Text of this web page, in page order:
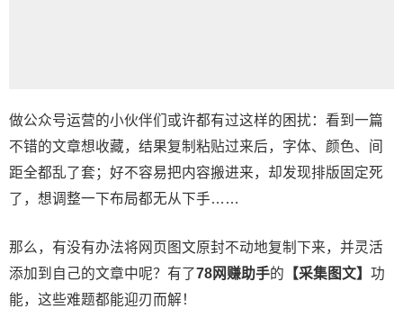
做公众号运营的小伙伴们或许都有过这样的困扰：看到一篇
不错的文章想收藏，结果复制粘贴过来后，字体、颜色、间
距全都乱了套；好不容易把内容搬进来，却发现排版固定死
了，想调整一下布局都无从下手……
那么，有没有办法将网页图文原封不动地复制下来，并灵活
添加到自己的文章中呢？有了78网赚助手的 【采集图文】 功
能，这些难题都能迎刃而解！